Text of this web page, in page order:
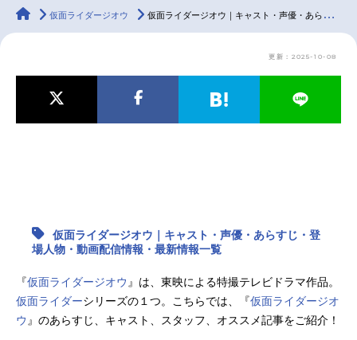
ラジオ みんなの声 グッズ 映画
マンガ・ラノベ ゲーム・アプリ 音楽 コスプレ
アニメ映画一覧 実写化映画一覧
春アニメ 夏アニメ
animateTimes
仮面ライダージオウ 仮面ライダージオウ｜キャスト・声優・あらすじ・登場人物・動画配信情報・最新情報一覧
更新：2025-10-08
仮面ライダージオウ｜キャスト・声優・あらすじ・登
場人物・動画配信情報・最新情報一覧
『仮面ライダージオウ 』は、東映による特撮テレビドラマ作品。
仮面ライダーシリーズの１つ。こちらでは、『仮面ライダージオ
ウ 』のあらすじ、キャスト、スタッフ、オススメ記事をご紹介！